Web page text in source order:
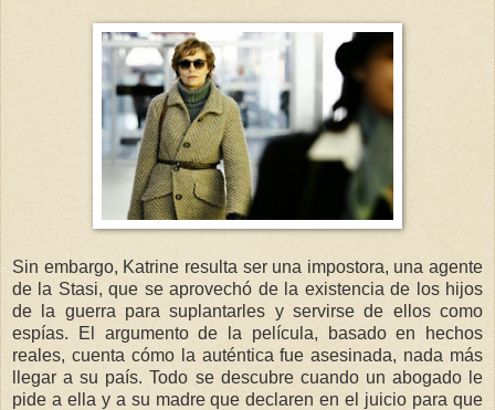
Sin embargo, Katrine resulta ser una impostora, una agente
de la Stasi, que se aprovechó de la existencia de los hijos
de la guerra para suplantarles y servirse de ellos como
espías. El argumento de la película, basado en hechos
reales, cuenta cómo la auténtica fue asesinada, nada más
llegar a su país. Todo se descubre cuando un abogado le
pide a ella y a su madre que declaren en el juicio para que